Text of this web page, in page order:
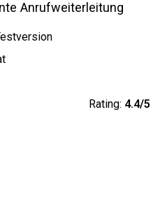
Anrufweiterleitung
Rating: 4.4/5